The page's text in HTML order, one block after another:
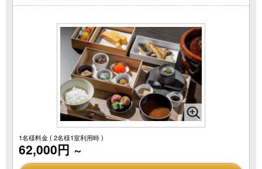
1名様料金( 2名様1室利用時 )
62,000円 ～